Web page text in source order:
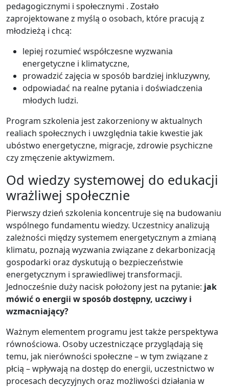
pedagogicznymi i społecznymi . Zostało
zaprojektowane z myślą o osobach, które pracują z
młodzieżą i chcą:
lepiej rozumieć współczesne wyzwania
energetyczne i klimatyczne,
prowadzić zajęcia w sposób bardziej inkluzywny,
odpowiadać na realne pytania i doświadczenia
młodych ludzi.
Program szkolenia jest zakorzeniony w aktualnych
realiach społecznych i uwzględnia takie kwestie jak
ubóstwo energetyczne, migracje, zdrowie psychiczne
czy zmęczenie aktywizmem.
Od wiedzy systemowej do edukacji
wrażliwej społecznie
Pierwszy dzień szkolenia koncentruje się na budowaniu
wspólnego fundamentu wiedzy. Uczestnicy analizują
zależności między systemem energetycznym a zmianą
klimatu, poznają wyzwania związane z dekarbonizacją
gospodarki oraz dyskutują o bezpieczeństwie
energetycznym i sprawiedliwej transformacji.
Jednocześnie duży nacisk położony jest na pytanie: jak
mówić o energii w sposób dostępny, uczciwy i
wzmacniający?
Ważnym elementem programu jest także perspektywa
równościowa. Osoby uczestniczące przyglądają się
temu, jak nierówności społeczne – w tym związane z
płcią – wpływają na dostęp do energii, uczestnictwo w
procesach decyzyjnych oraz możliwości działania w